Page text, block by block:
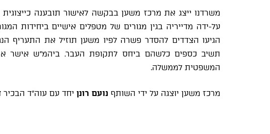
משרדנו ייצג את מרכז משען בבקשה לאישור תובענה
על-ידה מדייריה בגין מגורים של מטפלים אישיים ביחידות
הגיעו הצדדים להסדר פשרה לפיו משען תוזיל את התעריף
תשיב כספים כלשהם ביחס לתקופת העבר. ביהמ"ש אישר
המשפטית לממשלה.
מרכז משען יוצגה על ידי השותף נועם רונן יחד עם עוה"ד הבכיר